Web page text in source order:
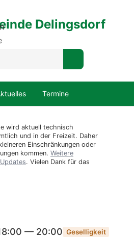
Delingsdorf
Termine
wird aktuell technisch
und in der Freizeit. Daher
Einschränkungen oder
kommen. Weitere
. Vielen Dank für das
— 20:00 Geselligkeit